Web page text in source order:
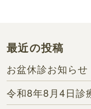
最近の投稿
お盆休診お知らせ
令和8年8月4日診